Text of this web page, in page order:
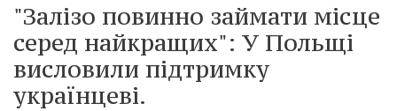
"Залізо повинно займати місце
серед найкращих": У Польщі
висловили підтримку
українцеві.